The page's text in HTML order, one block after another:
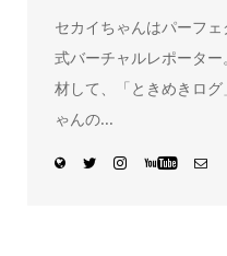
セカイちゃんはパーフ
式バーチャルレポーター
材して、「ときめきロ
ゃんの...